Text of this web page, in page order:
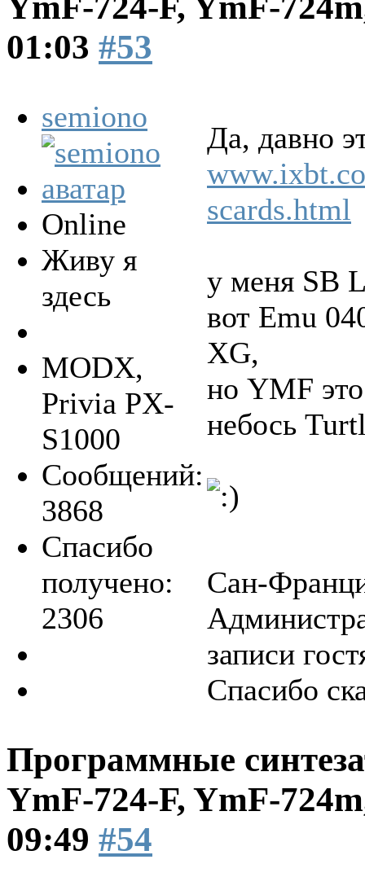
01:03 #53
semiono
Online
Живу я
здесь
MODX,
Privia PX-
S1000
Сообщений:
3868
Спасибо
получено:
2306
Да, давно
scards.html
у меня SB
вот Emu
XG,
но YMF
небось
Сан-
записи
Спасибо
Программные
YmF-724-F, YmF-
09:49 #54